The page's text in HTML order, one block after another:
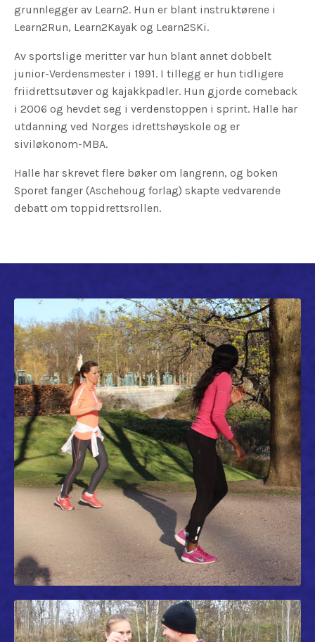
grunnlegger av Learn2. Hun er blant instruktørene i
Learn2Run, Learn2Kayak og Learn2SKi.
Av sportslige meritter var hun blant annet dobbelt
junior-Verdensmester i 1991. I tillegg er hun tidligere
friidrettsutøver og kajakkpadler. Hun gjorde comeback
i 2006 og hevdet seg i verdenstoppen i sprint. Halle har
utdanning ved Norges idrettshøyskole og er
siviløkonom-MBA.
Halle har skrevet flere bøker om langrenn, og boken
Sporet fanger (Aschehoug forlag) skapte vedvarende
debatt om toppidrettsrollen.